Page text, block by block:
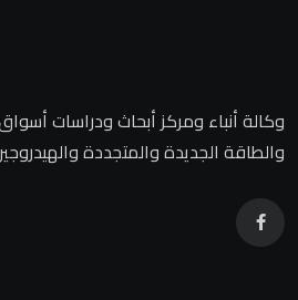
وكالة أنباء ومركز أبحاث ودراسات أسواق
والطاقة الجديدة والمتجددة